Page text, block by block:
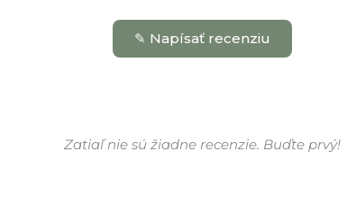
✎ Napísať recenziu
Zatiaľ nie sú žiadne recenzie. Buďte prvý!